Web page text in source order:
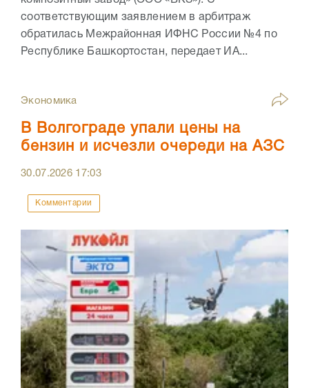
соответствующим заявлением в арбитраж
обратилась Межрайонная ИФНС России №4 по
Республике Башкортостан, передает ИА...
Экономика
В Волгограде упали цены на
бензин и исчезли очереди на АЗС
30.07.2026 17:03
Комментарии